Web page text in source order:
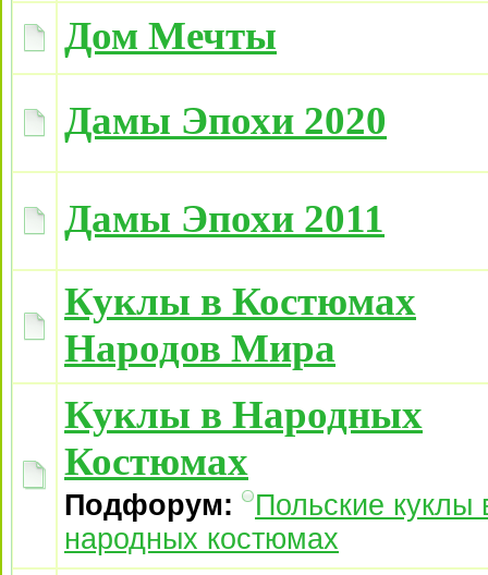
Дом Мечты
Дамы Эпохи 2020
Дамы Эпохи 2011
Куклы в Костюмах
Народов Мира
Куклы в Народных
Костюмах
Подфорум:
Польские куклы
народных костюмах